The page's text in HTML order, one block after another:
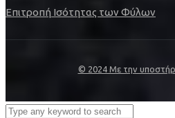
Επιτροπή Ισότητας των Φύλων
© 2024 Με την